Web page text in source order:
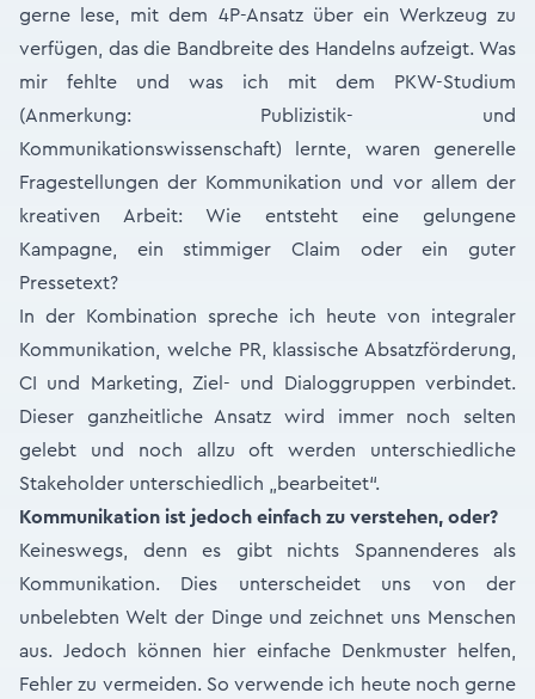
gerne lese, mit dem 4P-Ansatz über ein Werkzeug zu
verfügen, das die Bandbreite des Handelns aufzeigt. Was
mir fehlte und was ich mit dem PKW-Studium
(Anmerkung: Publizistik- und
Kommunikationswissenschaft) lernte, waren generelle
Fragestellungen der Kommunikation und vor allem der
kreativen Arbeit: Wie entsteht eine gelungene
Kampagne, ein stimmiger Claim oder ein guter
Pressetext?
In der Kombination spreche ich heute von inte­graler
Kommunikation, welche PR, klassische Absatzförderung,
CI und Marketing, Ziel- und Dialoggruppen verbindet.
Dieser ganzheitliche Ansatz wird immer noch selten
gelebt und noch allzu oft werden unterschiedliche
Stakeholder unterschiedlich „bearbeitet“.
Kommunikation ist jedoch einfach zu verstehen, oder?
Keineswegs, denn es gibt nichts Spannenderes als
Kommunikation. Dies unterscheidet uns von der
unbelebten Welt der Dinge und zeichnet uns Menschen
aus. Jedoch können hier einfache Denkmuster helfen,
Fehler zu vermeiden. So verwende ich heute noch gerne